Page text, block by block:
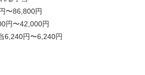
〜86,800円
円〜42,000円
6,240円〜6,240円